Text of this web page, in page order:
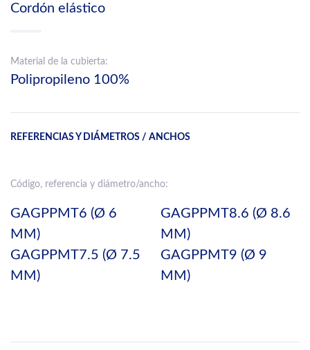
Cordón elástico
Material de la cubierta:
Polipropileno 100%
REFERENCIAS Y DIÁMETROS / ANCHOS
Código, referencia y diámetro/ancho:
GAGPPMT6 (Ø 6
MM)
GAGPPMT7.5 (Ø 7.5
MM)
GAGPPMT8.6 (Ø 8.6
MM)
GAGPPMT9 (Ø 9
MM)